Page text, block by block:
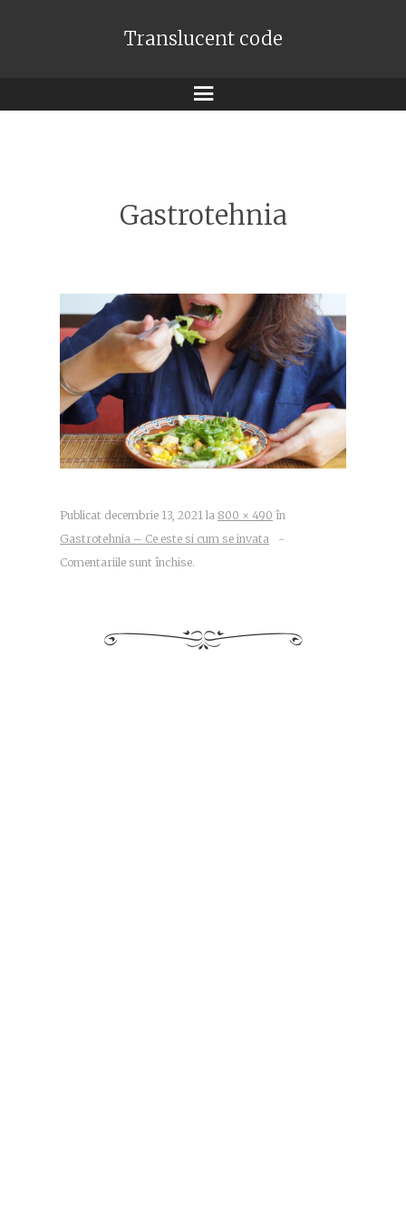
Translucent code
Meniu
Gastrotehnia
Publicat decembrie 13, 2021 la 800 × 490 în
Gastrotehnia – Ce este si cum se invata
~
Comentariile sunt închise.